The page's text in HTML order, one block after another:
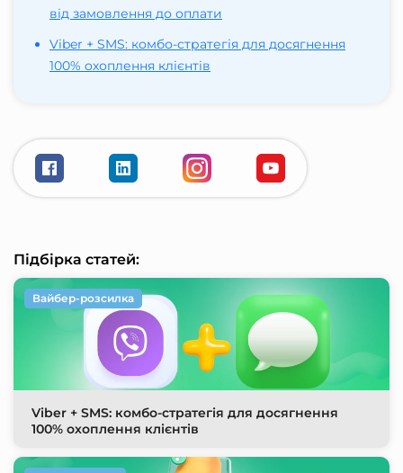
від замовлення до оплати
Viber + SMS: комбо-стратегія для досягнення
100% охоплення клієнтів
Підбірка статей:
Viber + SMS: комбо-стратегія для досягнення
100% охоплення клієнтів
Вайбер-розсилка